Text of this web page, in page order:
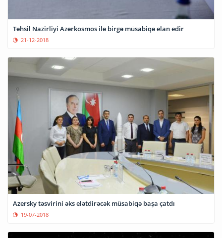
Təhsil Nazirliyi Azərkosmos ilə birgə müsabiqə elan edir
21-12-2018
Azersky təsvirini əks elətdirəcək müsabiqə başa çatdı
19-07-2018